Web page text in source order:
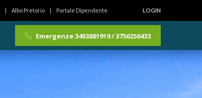
Albo Pretorio Portale Dipendente LOGIN
Emergenze 3403881919 / 3756256433